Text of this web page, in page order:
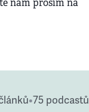
nám prosím na
•75 podcastů